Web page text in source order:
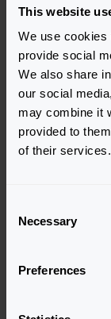
This website
We use cookies
provide social
We also share
our social
may combine it
provided to
of their services.
Necessary
Preferences
Łatwo dodawaj
jedną z form
dodaniu
zaktualizowane.